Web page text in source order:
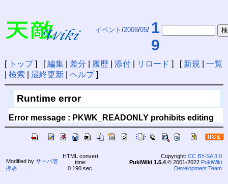
イベント /2008/05/ 1
9
[ トップ] [編集| 差分 履歴| 添付| リロード ] [ 新規
一覧
検索 最終更新| ヘルプ]
Runtime error
Error message : PKWK_READONLY prohibits editing
Modified by サーバ管
理者
HTML convert
time:
0.190 sec.
Copyright: CC BY-SA 3.0
PukiWiki 1.5.4© 2001-2022 PukiWiki
Development Team